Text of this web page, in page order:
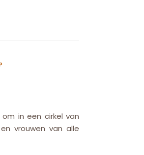
in een cirkel van
vrouwen van alle